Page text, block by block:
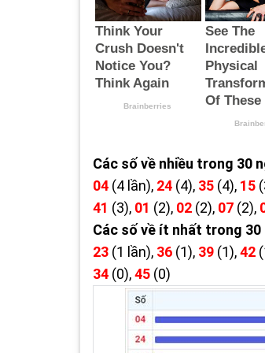
Các số về nhiều trong 30
04 (4 lần), 24 (4), 35 (4), 15
41 (3), 01 (2), 02 (2), 07 (2),
Các số về ít nhất trong 30
23 (1 lần), 36 (1), 39 (1),42
34 (0),45 (0)